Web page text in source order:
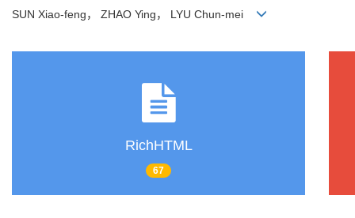
SUN Xiao-feng， ZHAO Ying， LYU Chun-mei
RichHTML
67